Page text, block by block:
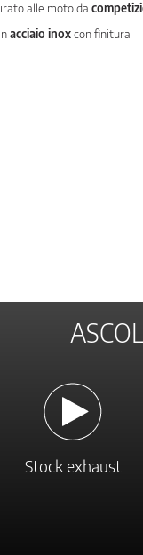
alle moto da
acciaio inoxcon finitura
Stock exhaust